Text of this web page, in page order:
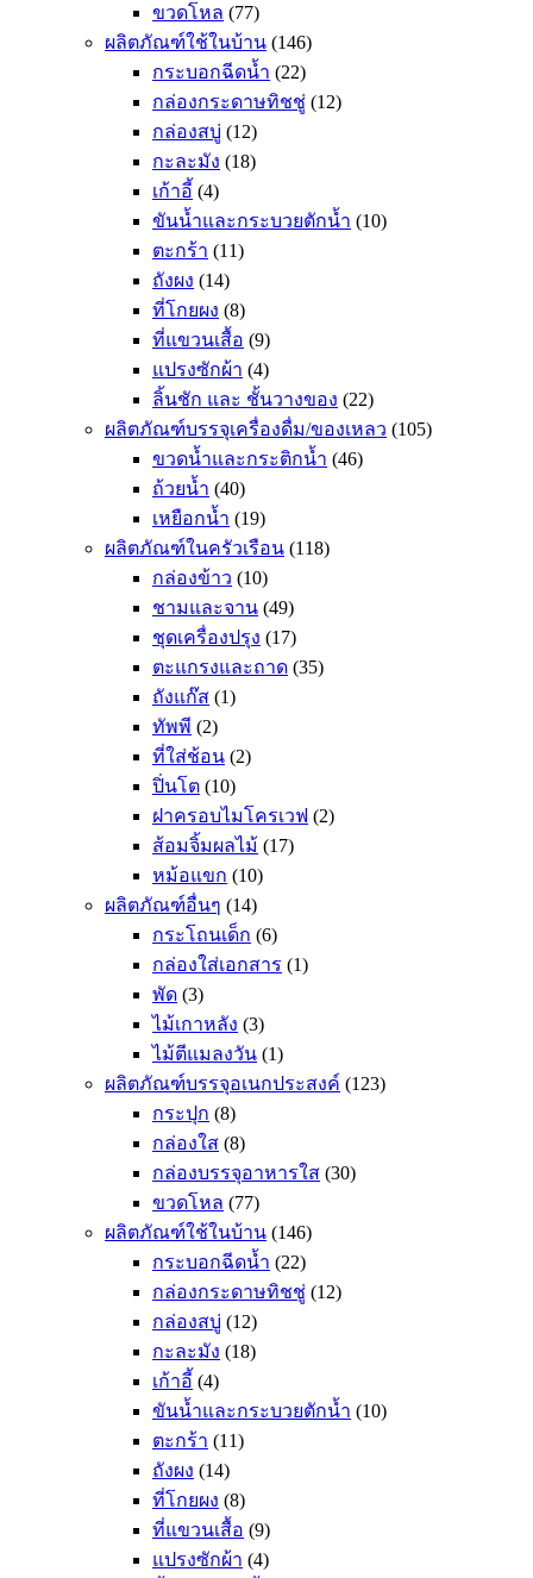
ขวดโหล (77)
ผลิตภัณฑ์ใช้ในบ้าน (146)
กระบอกฉีดน้ำ (22)
กล่องกระดาษทิชชู่ (12)
กล่องสบู่ (12)
กะละมัง (18)
เก้าอี้ (4)
ขันน้ำและกระบวยตักน้ำ (10)
ตะกร้า (11)
ถังผง (14)
ที่โกยผง (8)
ที่แขวนเสื้อ (9)
แปรงซักผ้า (4)
ลิ้นชัก และ ชั้นวางของ (22)
ผลิตภัณฑ์บรรจุเครื่องดื่ม/ของเหลว (105)
ขวดน้ำและกระติกน้ำ (46)
ถ้วยน้ำ (40)
เหยือกน้ำ (19)
ผลิตภัณฑ์ในครัวเรือน (118)
กล่องข้าว (10)
ชามและจาน (49)
ชุดเครื่องปรุง (17)
ตะแกรงและถาด (35)
ถังแก๊ส (1)
ทัพพี (2)
ที่ใส่ช้อน (2)
ปิ่นโต (10)
ฝาครอบไมโครเวฟ (2)
ส้อมจิ้มผลไม้ (17)
หม้อแขก (10)
ผลิตภัณฑ์อื่นๆ (14)
กระโถนเด็ก (6)
กล่องใส่เอกสาร (1)
พัด (3)
ไม้เกาหลัง (3)
ไม้ตีแมลงวัน (1)
ผลิตภัณฑ์บรรจุอเนกประสงค์ (123)
กระปุก (8)
กล่องใส (8)
กล่องบรรจุอาหารใส (30)
ขวดโหล (77)
ผลิตภัณฑ์ใช้ในบ้าน (146)
กระบอกฉีดน้ำ (22)
กล่องกระดาษทิชชู่ (12)
กล่องสบู่ (12)
กะละมัง (18)
เก้าอี้ (4)
ขันน้ำและกระบวยตักน้ำ (10)
ตะกร้า (11)
ถังผง (14)
ที่โกยผง (8)
ที่แขวนเสื้อ (9)
แปรงซักผ้า (4)